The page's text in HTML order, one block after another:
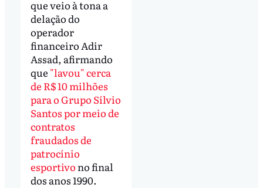
que veio à tona a
delação do
operador
financeiro Adir
Assad, afirmando
que "lavou" cerca
de R$ 10 milhões
para o Grupo Sílvio
Santos por meio de
contratos
fraudados de
patrocínio
esportivo no final
dos anos 1990.